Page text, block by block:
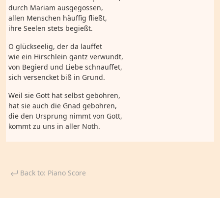
durch Mariam ausgegossen,
allen Menschen häuffig fließt,
ihre Seelen stets begießt.
O glückseelig, der da lauffet
wie ein Hirschlein gantz verwundt,
von Begierd und Liebe schnauffet,
sich versencket biß in Grund.
Weil sie Gott hat selbst gebohren,
hat sie auch die Gnad gebohren,
die den Ursprung nimmt von Gott,
kommt zu uns in aller Noth.
Back to: Piano Score